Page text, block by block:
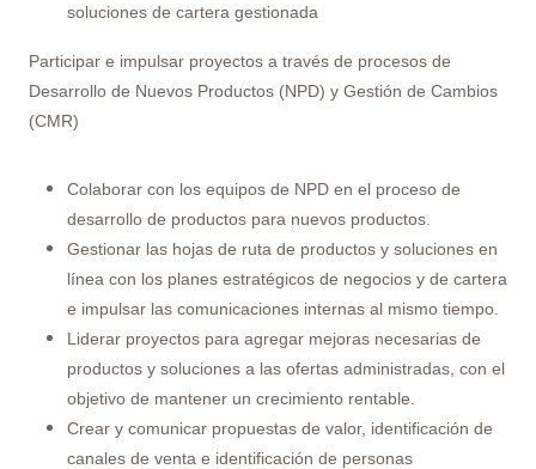
soluciones de cartera gestionada
Participar e impulsar proyectos a través de procesos de
Desarrollo de Nuevos Productos (NPD) y Gestión de Cambios
(CMR)
Colaborar con los equipos de NPD en el proceso de
desarrollo de productos para nuevos productos.
Gestionar las hojas de ruta de productos y soluciones en
línea con los planes estratégicos de negocios y de cartera
e impulsar las comunicaciones internas al mismo tiempo.
Liderar proyectos para agregar mejoras necesarias de
productos y soluciones a las ofertas administradas, con el
objetivo de mantener un crecimiento rentable.
Crear y comunicar propuestas de valor, identificación de
canales de venta e identificación de personas